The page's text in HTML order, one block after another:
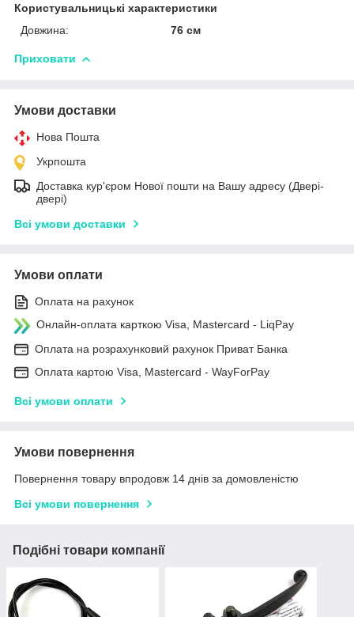
Користувальницькі характеристики
Довжина:
76 см
Приховати
Умови доставки
Нова Пошта
Укрпошта
Доставка кур'єром Нової пошти на Вашу адресу (Двері-
двері)
Всі умови доставки
Умови оплати
Оплата на рахунок
Онлайн-оплата карткою Visa, Mastercard - LiqPay
Оплата на розрахунковий рахунок Приват Банка
Оплата картою Visa, Mastercard - WayForPay
Всі умови оплати
Умови повернення
Повернення товару впродовж 14 днів за домовленістю
Всі умови повернення
Подібні товари компанії